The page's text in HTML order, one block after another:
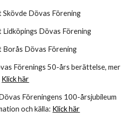
Dövas Förening
Dövas Förening
Dövas Förening
Förenings 50-års berättelse, mer
Klick här
Föreningens 100-årsjubileum
och källa: Klick här